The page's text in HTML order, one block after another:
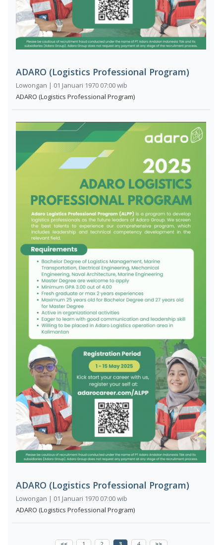
ADARO (Logistics Professional Program)
Lowongan | 01 Januari 1970 07:00 wib
ADARO (Logistics Professional Program)
ADARO (Logistics Professional Program)
Lowongan | 01 Januari 1970 07:00 wib
ADARO (Logistics Professional Program)